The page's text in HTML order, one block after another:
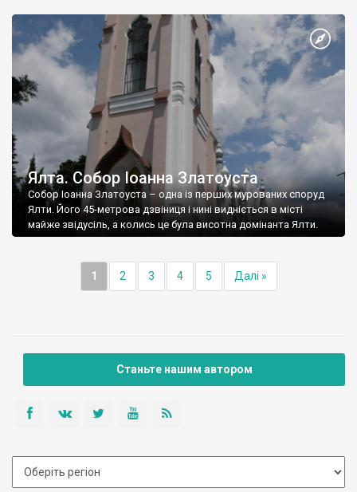
Ялта. Собор Іоанна Златоуста
Собор Іоанна Златоуста – одна із перших мурованих споруд
Ялти. Його 45-метрова дзвіниця і нині видніється в місті
майже звідусіль, а колись це була висотна домінанта Ялти.
1 2 3 4 5 Далі »
Станьте нашим автором